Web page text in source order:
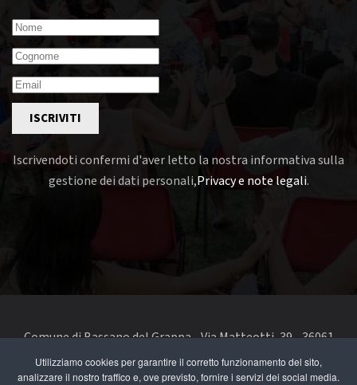
Utilizziamo cookies per garantire il corretto funzionamento del sito,
analizzare il nostro traffico e, ove previsto, fornire i servizi dei social media.
ISCRIVITI
Iscrivendoti confermi d'aver letto la nostra informativa sulla
gestione dei dati personali,Privacy e note legali.
Comune di Bassano del Grappa - Via Matteotti, 39 - 36061
Bassano del Grappa VI - Telefono 0424 519111 - codice fiscale
e partita IVA 00168480242